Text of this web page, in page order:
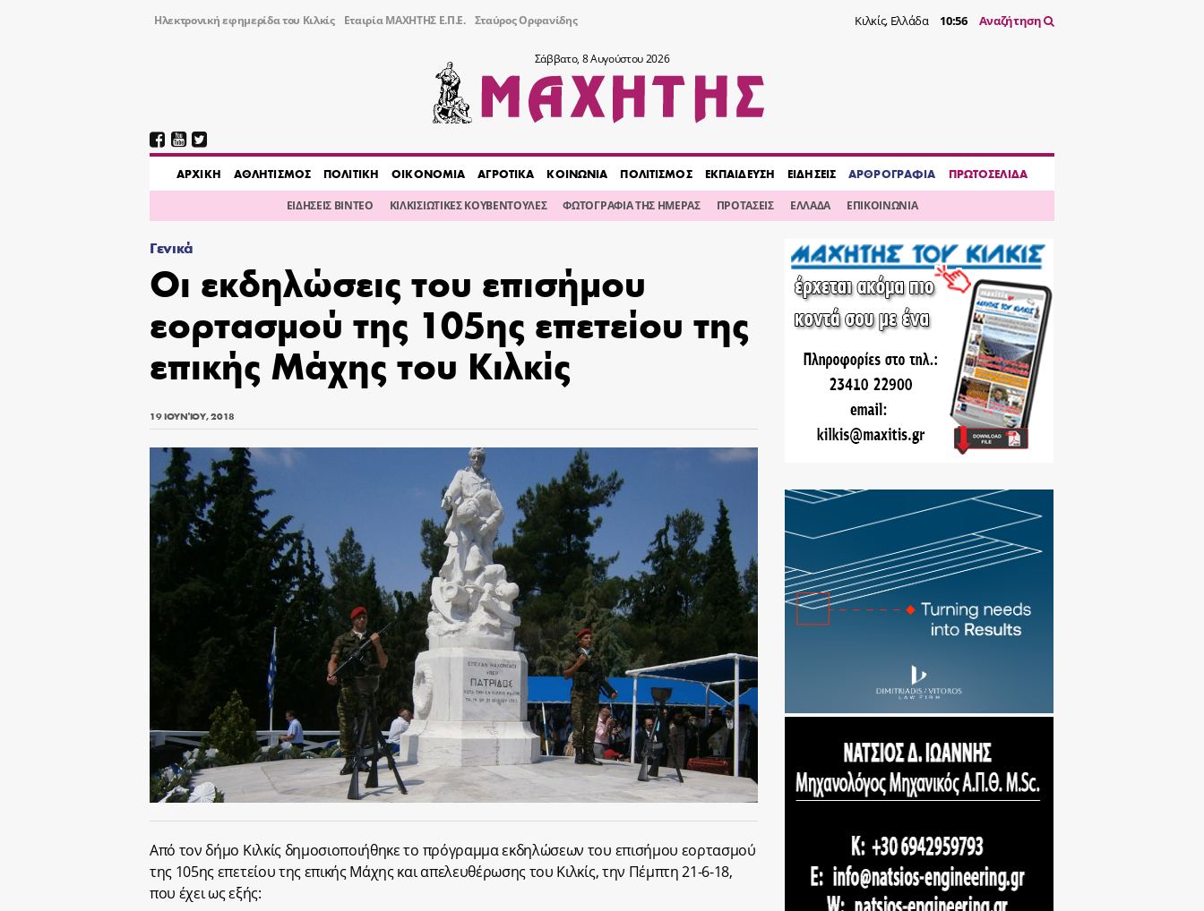
Ηλεκτρονική εφημερίδα του Κιλκίς Εταιρία ΜΑΧΗΤΗΣ Ε.Π.Ε. Σταύρος Ορφανίδης Κιλκίς, Ελλάδα 10:56 Αναζήτηση
Σάββατο, 8 Αυγούστου 2026
AΡΧΙΚΗ ΑΘΛΗΤΙΣΜΟΣ ΠΟΛΙΤΙΚΗ ΟΙΚΟΝΟΜΙΑ ΑΓΡΟΤΙΚΑ ΚΟΙΝΩΝΙΑ ΠΟΛΙΤΙΣΜΟΣ ΕΚΠΑΙΔΕΥΣΗ ΕΙΔΗΣΕΙΣ ΑΡΘΡΟΓΡΑΦΙΑ ΠΡΩΤΟΣΕΛΙΔΑ
ΕΙΔΗΣΕΙΣ ΒΙΝΤΕΟ ΚΙΛΚΙΣΙΩΤΙΚΕΣ ΚΟΥΒΕΝΤΟΥΛΕΣ ΦΩΤΟΓΡΑΦΙΑ ΤΗΣ ΗΜΕΡΑΣ ΠΡΟΤΑΣΕΙΣ ΕΛΛΑΔΑ ΕΠΙΚΟΙΝΩΝΙΑ
Γενικά
Οι εκδηλώσεις του επισήμου
εορτασμού της 105ης επετείου της
επικής Μάχης του Κιλκίς
19 ΙΟΥΝΊΟΥ, 2018
Από τον δήμο Κιλκίς δημοσιοποιήθηκε το πρόγραμμα εκδηλώσεων του επισήμου εορτασμού
της 105ης επετείου της επικής Μάχης και απελευθέρωσης του Κιλκίς, την Πέμπτη 21-6-18,
που έχει ως εξής: